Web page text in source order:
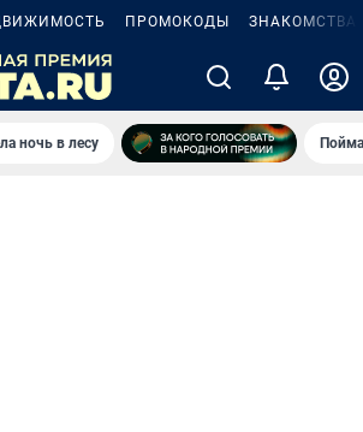
ПРОМОКОДЫ ЗНАКОМСТВА
ночь в лесу